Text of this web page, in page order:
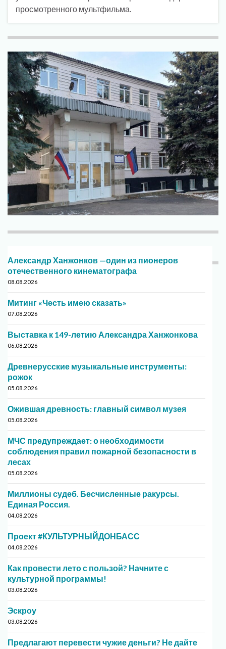
просмотренного мультфильма.
Александр Ханжонков —один из пионеров
отечественного кинематографа
08.08.2026
Митинг «Честь имею сказать»
07.08.2026
Выставка к 149-летию Александра Ханжонкова
06.08.2026
Древнерусские музыкальные инструменты:
рожок
05.08.2026
Ожившая древность: главный символ музея
05.08.2026
МЧС предупреждает: о необходимости
соблюдения правил пожарной безопасности в
лесах
05.08.2026
Миллионы судеб. Бесчисленные ракурсы.
Единая Россия.
04.08.2026
Проект #КУЛЬТУРНЫЙДОНБАСС
04.08.2026
Как провести лето с пользой? Начните с
культурной программы!
03.08.2026
Эскроу
03.08.2026
Предлагают перевести чужие деньги? Не дайте